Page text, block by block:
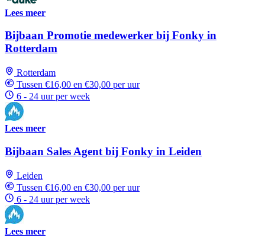
Lees meer
Bijbaan Promotie medewerker bij Fonky in
Rotterdam
Rotterdam
Tussen €16,00 en €30,00 per uur
6 - 24 uur per week
Lees meer
Bijbaan Sales Agent bij Fonky in Leiden
Leiden
Tussen €16,00 en €30,00 per uur
6 - 24 uur per week
Lees meer